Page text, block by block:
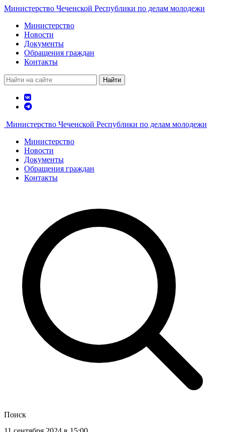
Министерство Чеченской Республики по делам молодежи
Министерство
Новости
Документы
Обращения граждан
Контакты
Найти
Министерство Чеченской Республики по делам молодежи
Министерство
Новости
Документы
Обращения граждан
Контакты
Поиск